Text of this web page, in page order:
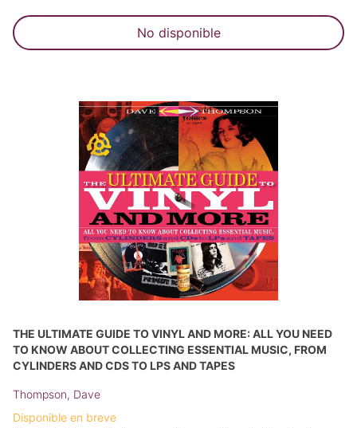
No disponible
THE ULTIMATE GUIDE TO VINYL AND MORE: ALL YOU NEED
TO KNOW ABOUT COLLECTING ESSENTIAL MUSIC, FROM
CYLINDERS AND CDS TO LPS AND TAPES
Thompson, Dave
Disponible en breve